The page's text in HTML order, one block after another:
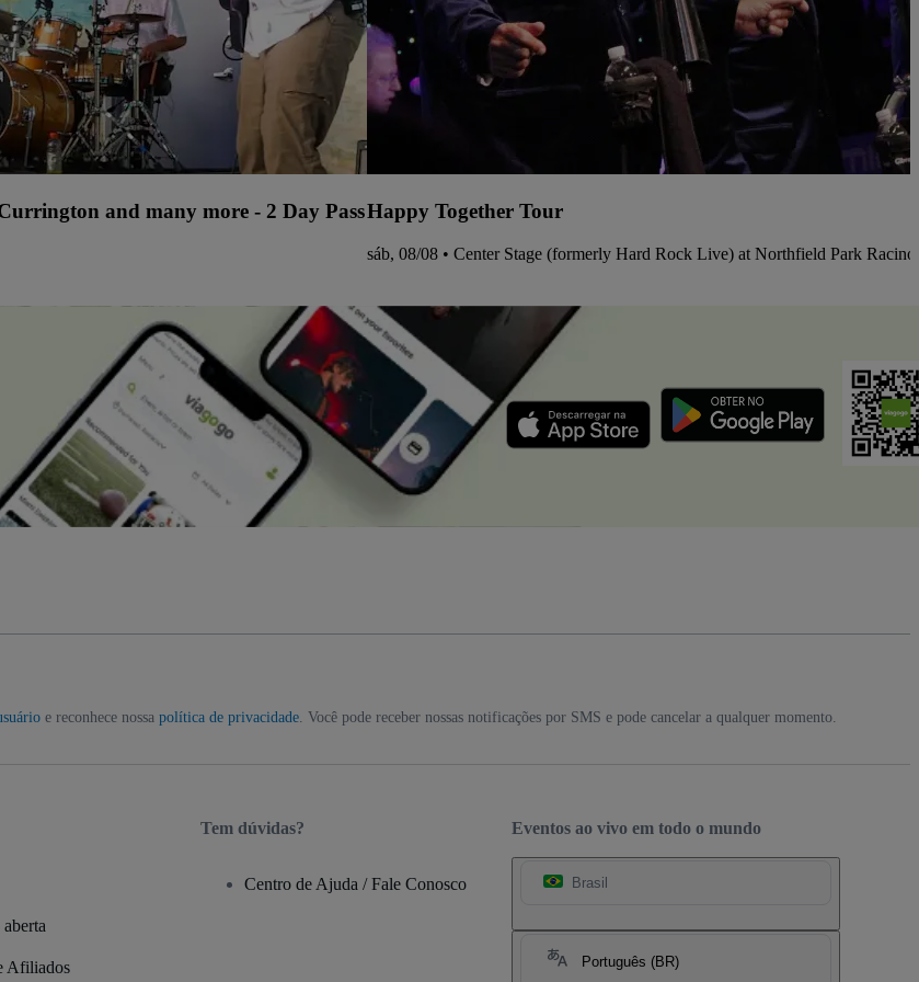
and many more - 2 Day PassHappy Together Tour
sáb, 08/08 • Center Stage (formerly Hard Rock Live) at Northfield Park
e reconhece nossa política de privacidade. Você pode receber nossas notificações por SMS e pode cancelar a qualquer momento.
Eventos ao vivo em todo o mundo
Brasil
Português (BR)
Afiliados
Tem dúvidas?
Centro de Ajuda / Fale Conosco